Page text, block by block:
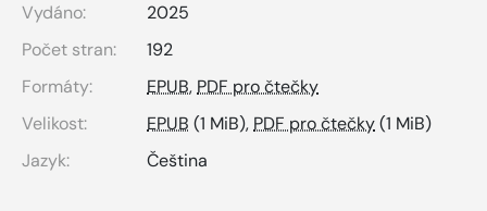
Vydáno:
2025
Počet stran:
192
Formáty:
EPUB,PDF pro čtečky
Velikost:
EPUB (1 MiB),PDF pro čtečky(1 MiB)
Jazyk:
Čeština